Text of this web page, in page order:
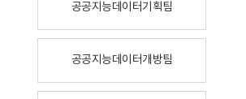
공공지능데이터기획팀
공공지능데이터개방팀